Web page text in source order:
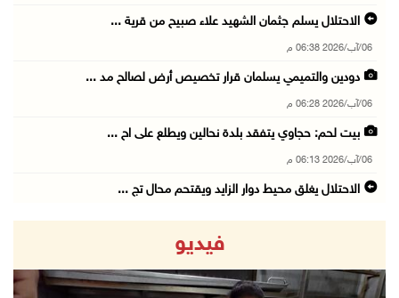
الاحتلال يسلم جثمان الشهيد علاء صبيح من قرية ...
06/آب/2026 06:38 م
دودين والتميمي يسلمان قرار تخصيص أرض لصالح مد ...
06/آب/2026 06:28 م
بيت لحم: حجاوي يتفقد بلدة نحالين ويطلع على اح ...
06/آب/2026 06:13 م
الاحتلال يغلق محيط دوار الزايد ويقتحم محال تج ...
الاحتلال يقتحم مدينة طوباس وبلدة عقابا
06/آب/2026 05:23 م
فيديو